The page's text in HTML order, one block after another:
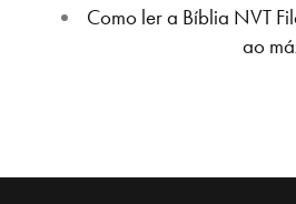
Como ler a Bíblia NVT
ao